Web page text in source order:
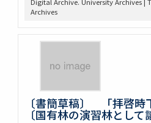
Archives
〔書簡草稿〕 「拝啓
〔国有林の演習林として